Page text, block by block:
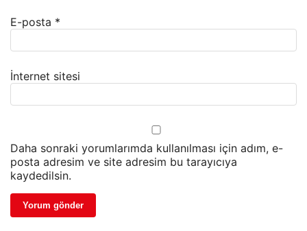
E-posta *
İnternet sitesi
Daha sonraki yorumlarımda kullanılması için adım, e-
posta adresim ve site adresim bu tarayıcıya
kaydedilsin.